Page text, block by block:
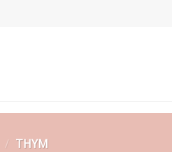
/ THYM